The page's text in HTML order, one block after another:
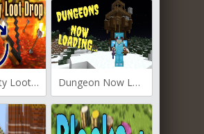
Arrow Entity Loot Drop для Майнкрафт [1.19.4, 1.19.2] Dungeon Now Loading для Майнкрафт [1.19.4, 1.19.3, 1.19.2]